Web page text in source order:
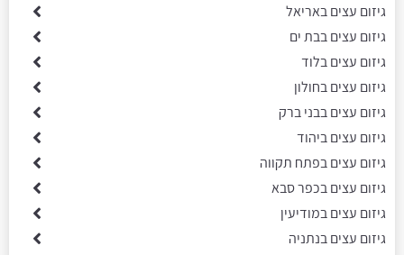
גיזום עצים באריאל
גיזום עצים בבת ים
גיזום עצים בלוד
גיזום עצים בחולון
גיזום עצים בבני ברק
גיזום עצים ביהוד
גיזום עצים בפתח תקווה
גיזום עצים בכפר סבא
גיזום עצים במודיעין
גיזום עצים בנתניה